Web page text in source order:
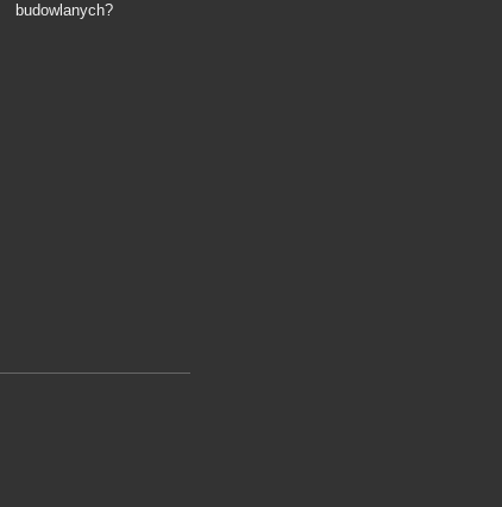
budowlanych?